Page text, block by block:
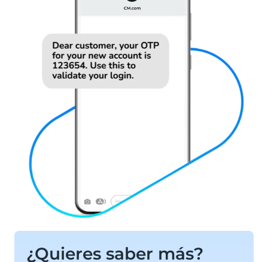
¿Quieres saber más?